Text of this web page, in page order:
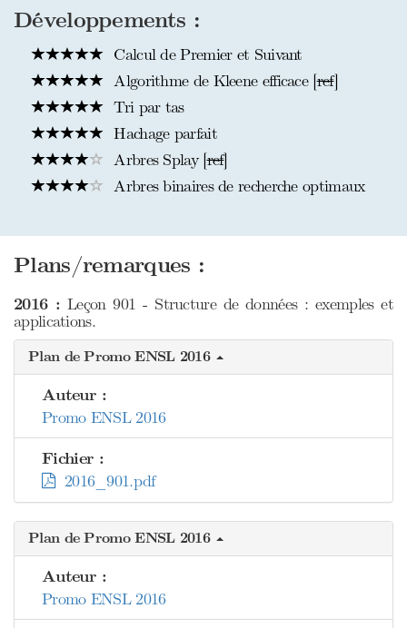
Développements :
Calcul de Premier et Suivant
Algorithme de Kleene efficace [ref]
Tri par tas
Hachage parfait
Arbres Splay [ref]
Arbres binaires de recherche optimaux
Plans/remarques :
2016 : Leçon 901 - Structure de données : exemples et
applications.
Plan de Promo ENSL 2016
Auteur :
Promo ENSL 2016
Fichier :
2016_901.pdf
Plan de Promo ENSL 2016
Auteur :
Promo ENSL 2016